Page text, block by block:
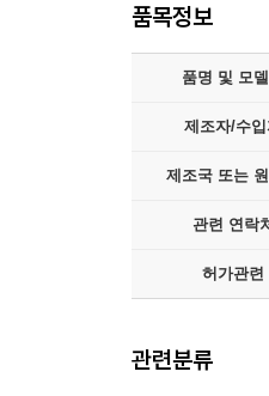
품목정보
품명 및 모
제조자/수
제조국 또는 원
관련 연락
허가관련
관련분류